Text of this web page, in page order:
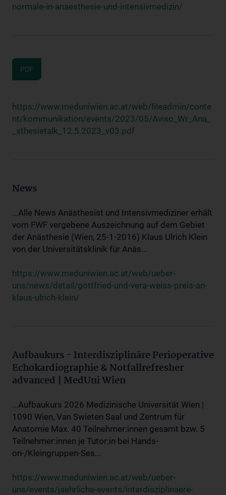
normale-in-anaesthesie-und-intensivmedizin/
PDF
https://www.meduniwien.ac.at/web/fileadmin/conte
nt/kommunikation/events/2023/05/Aviso_Wr_Ana_
_sthesietalk_12.5.2023_v03.pdf
News
...Alle News Anästhesist und Intensivmediziner erhält
vom FWF vergebene Auszeichnung auf dem Gebiet
der Anästhesie (Wien, 25-1-2016) Klaus Ulrich Klein
von der Universitätsklinik für Anäs...
https://www.meduniwien.ac.at/web/ueber-
uns/news/detail/gottfried-und-vera-weiss-preis-an-
klaus-ulrich-klein/
Aufbaukurs - Interdisziplinäre Perioperative
Echokardiographie & Notfallrefresher
advanced | MedUni Wien
...Aufbaukurs 2026 Medizinische Universität Wien |
1090 Wien, Van Swieten Saal und Zentrum für
Anatomie Max. 40 Teilnehmer:innen gesamt bzw. 5
Teilnehmer:innen je Tutor:in bei Hands-
on-/Kleingruppen-Ses...
https://www.meduniwien.ac.at/web/ueber-
uns/events/jaehrliche-events/interdisziplinaere-